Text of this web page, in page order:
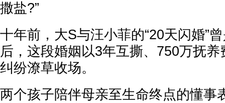
撒盐?”
十年前，大S与汪小菲的“20天闪婚”
后，这段婚姻以3年互撕、750万抚
纠纷潦草收场。
两个孩子陪伴母亲至生命终点的懂事